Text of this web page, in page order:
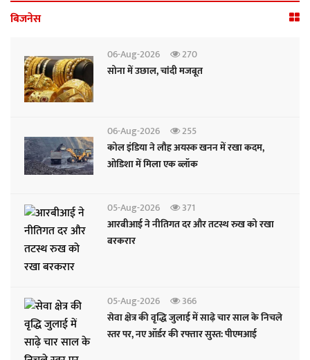
बिजनेस
06-Aug-2026
270
सोना में उछाल, चांदी मजबूत
06-Aug-2026
255
कोल इंडिया ने लौह अयस्क खनन में रखा कदम,
ओडिशा में मिला एक ब्लॉक
05-Aug-2026
371
आरबीआई ने नीतिगत दर और तटस्थ रुख को रखा
बरकरार
05-Aug-2026
366
सेवा क्षेत्र की वृद्धि जुलाई में साढ़े चार साल के निचले
स्तर पर, नए ऑर्डर की रफ्तार सुस्त: पीएमआई